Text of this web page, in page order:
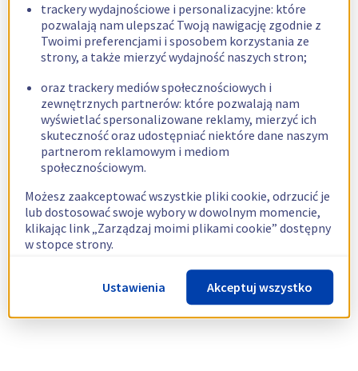
trackery wydajnościowe i personalizacyjne: które
pozwalają nam ulepszać Twoją nawigację zgodnie z
Twoimi preferencjami i sposobem korzystania ze
strony, a także mierzyć wydajność naszych stron;
oraz trackery mediów społecznościowych i
zewnętrznych partnerów: które pozwalają nam
wyświetlać spersonalizowane reklamy, mierzyć ich
skuteczność oraz udostępniać niektóre dane naszym
partnerom reklamowym i mediom
społecznościowym.
Możesz zaakceptować wszystkie pliki cookie, odrzucić je
lub dostosować swoje wybory w dowolnym momencie,
klikając link „Zarządzaj moimi plikami cookie” dostępny
w stopce strony.
Więcej informacji znajdziesz w naszejpolityce
dotyczącej wykorzystywania plików cookie.
Ustawienia Akceptuj wszystko